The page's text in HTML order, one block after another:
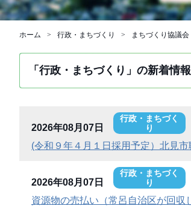
ホーム 行政・まちづくり まちづくり協議会
「行政・まちづくり」の新着情報
2026年08月07日
行政・まちづく
り
(令和９年４月１日採用予定）北見
2026年08月07日
行政・まちづく
り
資源物の売払い（常呂自治区が回収